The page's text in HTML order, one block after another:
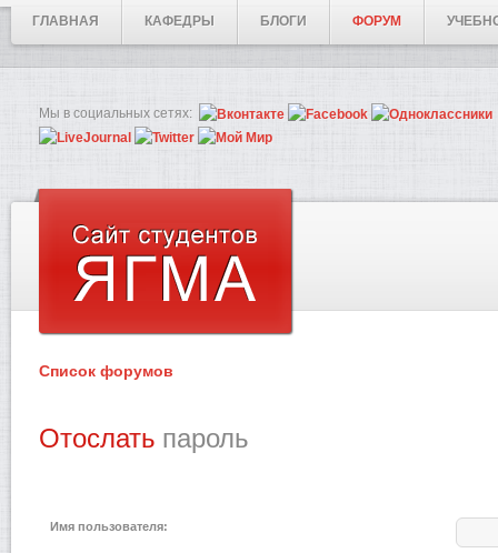
ГЛАВНАЯ КАФЕДРЫ БЛОГИ ФОРУМ
Мы в социальных сетях:
Список форумов
Отослать пароль
Имя пользователя: